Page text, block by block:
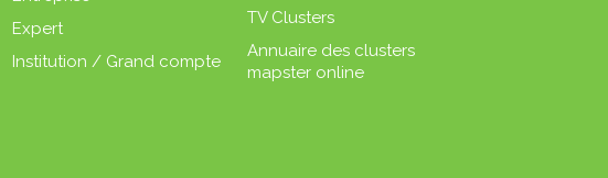
Expert
Institution / Grand compte
TV Clusters
Annuaire des clusters
mapster online